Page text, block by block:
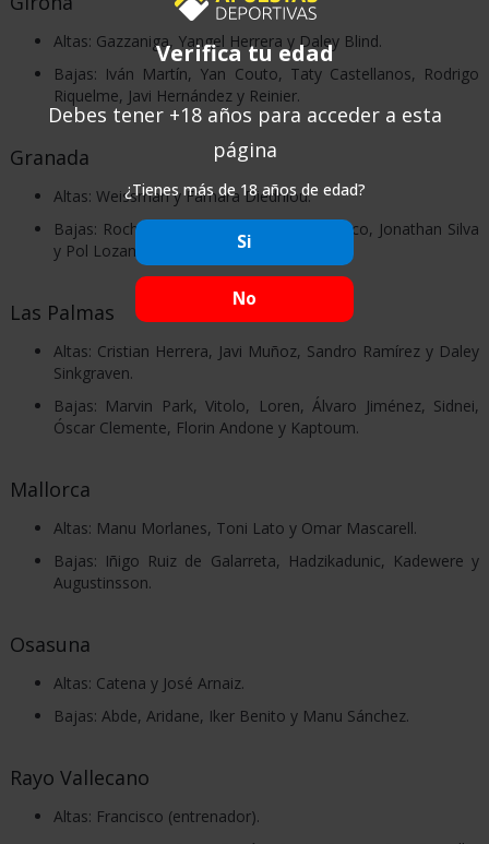
Verifica tu edad
Debes tener +18 años para acceder a esta
página
¿Tienes más de 18 años de edad?
Si
No
Altas: Gazzaniga, Yangel Herrera y Daley Blind.
Bajas: Iván Martín, Yan Couto, Taty Castellanos, Rodrigo
Riquelme, Javi Hernández y Reinier.
Granada
Altas: Weissman y Famara Diédhiou.
Bajas: Rochina, Quini, Jorge Molina, Cabaco, Jonathan Silva
y Pol Lozano.
Las Palmas
Altas: Cristian Herrera, Javi Muñoz, Sandro Ramírez y Daley
Sinkgraven.
Bajas: Marvin Park, Vitolo, Loren, Álvaro Jiménez, Sidnei,
Óscar Clemente, Florin Andone y Kaptoum.
Mallorca
Altas: Manu Morlanes, Toni Lato y Omar Mascarell.
Bajas: Iñigo Ruiz de Galarreta, Hadzikadunic, Kadewere y
Augustinsson.
Osasuna
Altas: Catena y José Arnaiz.
Bajas: Abde, Aridane, Iker Benito y Manu Sánchez.
Rayo Vallecano
Altas: Francisco (entrenador).